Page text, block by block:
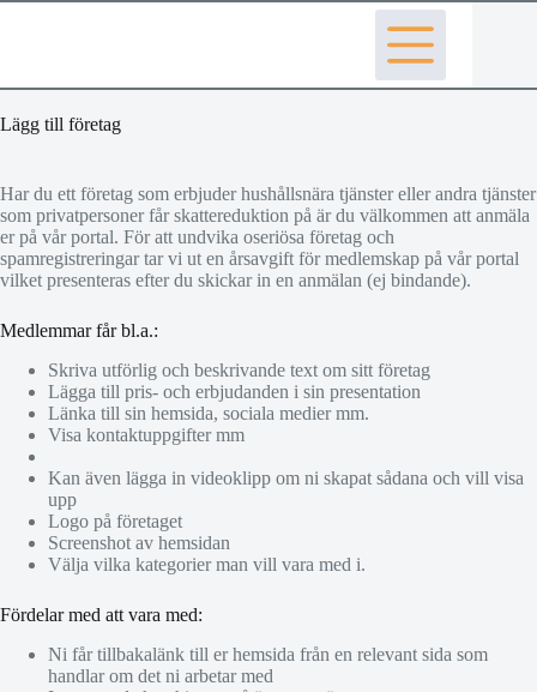
Hoppa
Lägg till företag
Har du ett företag som erbjuder hushållsnära tjänster eller andra tjänster
som privatpersoner får skattereduktion på är du välkommen att anmäla
er på vår portal. För att undvika oseriösa företag och
spamregistreringar tar vi ut en årsavgift för medlemskap på vår portal
vilket presenteras efter du skickar in en anmälan (ej bindande).
Medlemmar får bl.a.:
Skriva utförlig och beskrivande text om sitt företag
Lägga till pris- och erbjudanden i sin presentation
Länka till sin hemsida, sociala medier mm.
Visa kontaktuppgifter mm
Kan även lägga in videoklipp om ni skapat sådana och vill visa
upp
Logo på företaget
Screenshot av hemsidan
Välja vilka kategorier man vill vara med i.
Fördelar med att vara med:
Ni får tillbakalänk till er hemsida från en relevant sida som
handlar om det ni arbetar med